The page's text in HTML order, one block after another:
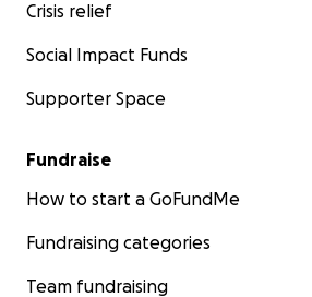
Crisis relief
Social Impact Funds
Supporter Space
Fundraise
How to start a GoFundMe
Fundraising categories
Team fundraising